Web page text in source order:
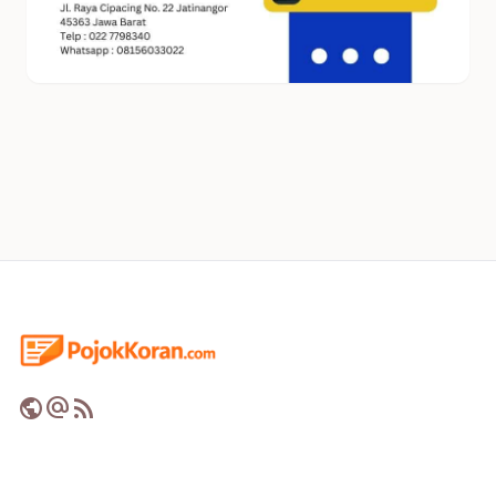
publicalternate_emailrss_feed